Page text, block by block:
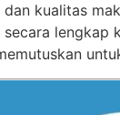
kualitas